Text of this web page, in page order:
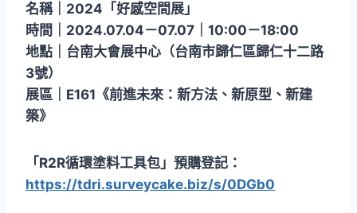
名稱｜2024「好感空間展」
時間｜2024.07.04－07.07｜10:00－18:00
地點｜台南大會展中心（台南市歸仁區歸仁十二路
3號）
展區｜E161《前進未來：新方法、新原型、新建
築》
「R2R循環塗料工具包」預購登記：
https://tdri.surveycake.biz/s/0DGb0